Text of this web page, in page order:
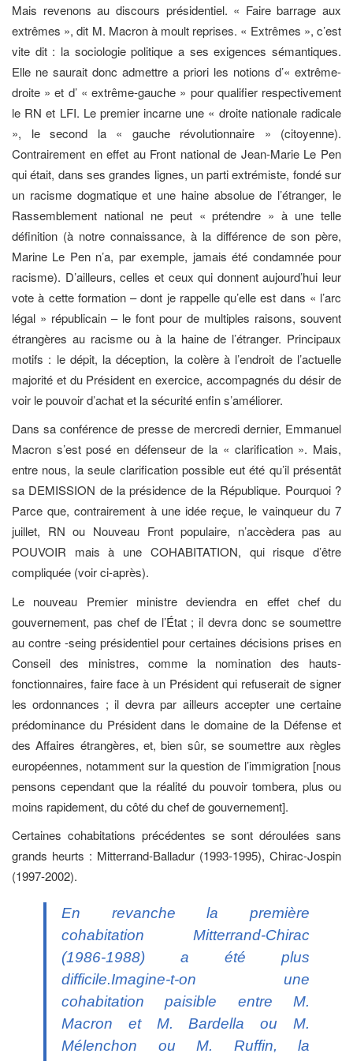
Mais revenons au discours présidentiel. « Faire barrage aux
extrêmes », dit M. Macron à moult reprises. « Extrêmes », c’est
vite dit : la sociologie politique a ses exigences sémantiques.
Elle ne saurait donc admettre a priori les notions d’« extrême-
droite » et d’ « extrême-gauche » pour qualifier respectivement
le RN et LFI. Le premier incarne une « droite nationale radicale
», le second la « gauche révolutionnaire » (citoyenne).
Contrairement en effet au Front national de Jean-Marie Le Pen
qui était, dans ses grandes lignes, un parti extrémiste, fondé sur
un racisme dogmatique et une haine absolue de l’étranger, le
Rassemblement national ne peut « prétendre » à une telle
définition (à notre connaissance, à la différence de son père,
Marine Le Pen n’a, par exemple, jamais été condamnée pour
racisme). D’ailleurs, celles et ceux qui donnent aujourd’hui leur
vote à cette formation – dont je rappelle qu’elle est dans « l’arc
légal » républicain – le font pour de multiples raisons, souvent
étrangères au racisme ou à la haine de l’étranger. Principaux
motifs : le dépit, la déception, la colère à l’endroit de l’actuelle
majorité et du Président en exercice, accompagnés du désir de
voir le pouvoir d’achat et la sécurité enfin s’améliorer.
Dans sa conférence de presse de mercredi dernier, Emmanuel
Macron s’est posé en défenseur de la « clarification ». Mais,
entre nous, la seule clarification possible eut été qu’il présentât
sa DEMISSION de la présidence de la République. Pourquoi ?
Parce que, contrairement à une idée reçue, le vainqueur du 7
juillet, RN ou Nouveau Front populaire, n’accèdera pas au
POUVOIR mais à une COHABITATION, qui risque d’être
compliquée (voir ci-après).
Le nouveau Premier ministre deviendra en effet chef du
gouvernement, pas chef de l’État ; il devra donc se soumettre
au contre -seing présidentiel pour certaines décisions prises en
Conseil des ministres, comme la nomination des hauts-
fonctionnaires, faire face à un Président qui refuserait de signer
les ordonnances ; il devra par ailleurs accepter une certaine
prédominance du Président dans le domaine de la Défense et
des Affaires étrangères, et, bien sûr, se soumettre aux règles
européennes, notamment sur la question de l’immigration [nous
pensons cependant que la réalité du pouvoir tombera, plus ou
moins rapidement, du côté du chef de gouvernement].
Certaines cohabitations précédentes se sont déroulées sans
grands heurts : Mitterrand-Balladur (1993-1995), Chirac-Jospin
(1997-2002).
En revanche la première
cohabitation Mitterrand-Chirac
(1986-1988) a été plus
difficile.Imagine-t-on une
cohabitation paisible entre M.
Macron et M. Bardella ou M.
Mélenchon ou M. Ruffin, la